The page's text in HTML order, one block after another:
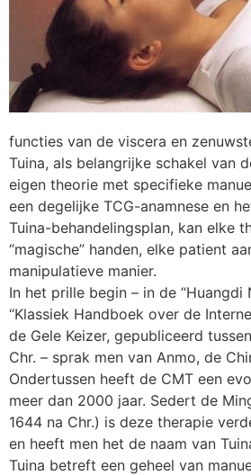
functies van de viscera en
Tuina, als belangrijke schakel van
eigen theorie met specifieke
een degelijke TCG-anamnese en
Tuina-behandelingsplan, kan elke
“magische” handen, elke patient
manipulatieve manier.
In het prille begin – in de “Huangdi
“Klassiek Handboek over de
de Gele Keizer, gepubliceerd
Chr. – sprak men van Anmo, de
Ondertussen heeft de CMT een
meer dan 2000 jaar. Sedert de
1644 na Chr.) is deze therapie
en heeft men het de naam van
Tuina betreft een geheel van